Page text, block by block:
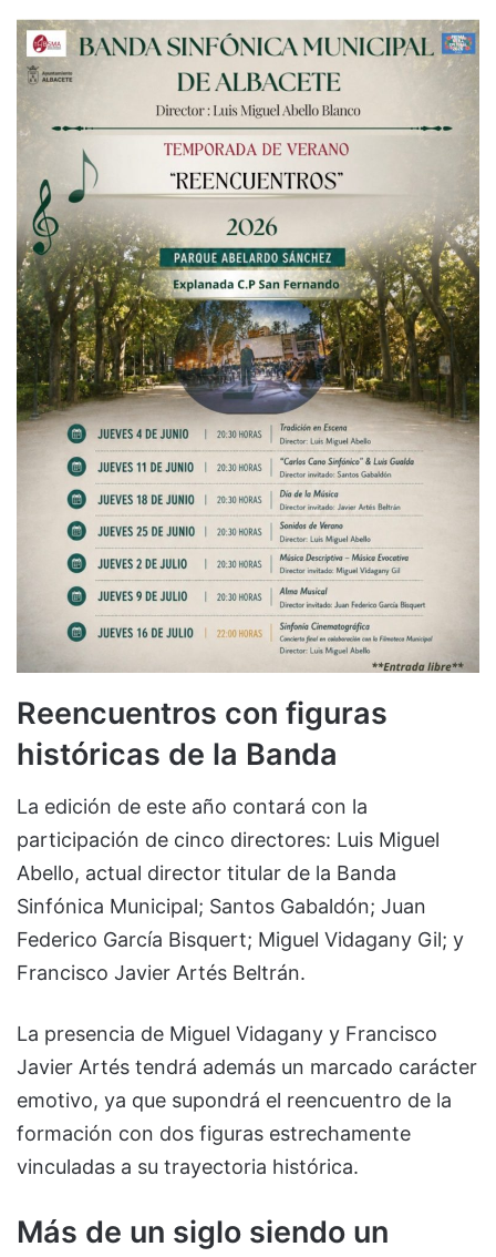
Reencuentros con figuras
históricas de la Banda
La edición de este año contará con la
participación de cinco directores: Luis Miguel
Abello, actual director titular de la Banda
Sinfónica Municipal; Santos Gabaldón; Juan
Federico García Bisquert; Miguel Vidagany Gil; y
Francisco Javier Artés Beltrán.
La presencia de Miguel Vidagany y Francisco
Javier Artés tendrá además un marcado carácter
emotivo, ya que supondrá el reencuentro de la
formación con dos figuras estrechamente
vinculadas a su trayectoria histórica.
Más de un siglo siendo un